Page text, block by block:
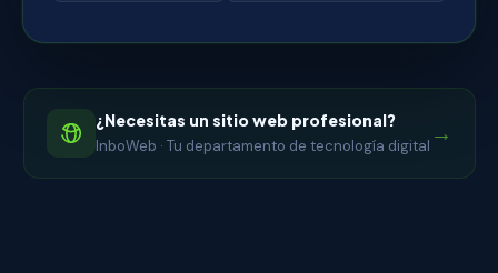
¿Necesitas un sitio web profesional?
InboWeb · Tu departamento de tecnología digital →